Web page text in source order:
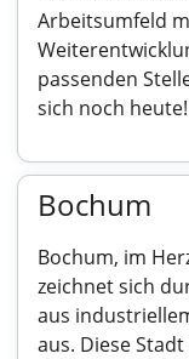
Arbeitsumfeld
passenden
sich noch heute!
Bochum
Bochum, im
zeichnet sich
aus
aus. Diese